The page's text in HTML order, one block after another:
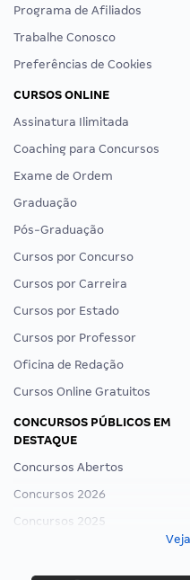
Programa de Afiliados
Trabalhe Conosco
Preferências de Cookies
CURSOS ONLINE
Assinatura Ilimitada
Coaching para Concursos
Exame de Ordem
Graduação
Pós-Graduação
Cursos por Concurso
Cursos por Carreira
Cursos por Estado
Cursos por Professor
Oficina de Redação
Cursos Online Gratuitos
CONCURSOS PÚBLICOS EM
DESTAQUE
Concursos Abertos
Concursos 2026
Concursos 2025
Concurso Ibama